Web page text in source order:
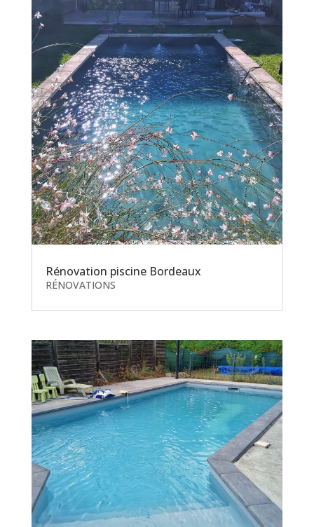
Rénovation piscine Bordeaux
RÉNOVATIONS